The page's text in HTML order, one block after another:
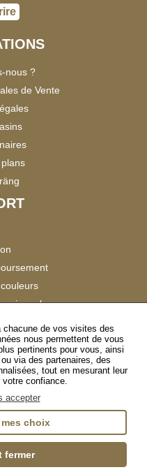
nous ?
de Vente
Clients
YouTubeLinkedIn
de vos visites des
nous permettent de vous
pertinents pour vous, ainsi
via des partenaires, des
tout en mesurant leur
confiance.
accepter
choix
fermer